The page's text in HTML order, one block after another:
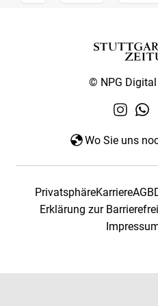
© NPG
Wo Sie uns
PrivatsphäreKarriereAGB
Erklärung zur